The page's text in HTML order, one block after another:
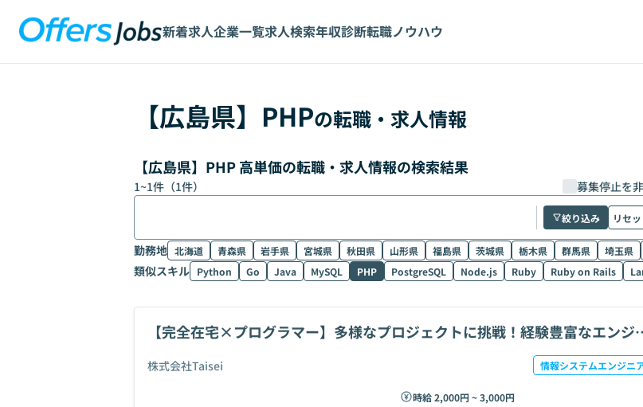
新着求人企業一覧求人検索年収診断転職ノウハウ
【広島県】 PHPの転職・求人情報
【広島県】PHP 高単価の転職・求人情報の検索結果
1~1件（1件） 募集停止を
絞り込み リセ
勤務地 北海道 青森県 岩手県 宮城県 秋田県 山形県 福島県 茨城県 栃木県 群馬県 埼玉県
類似スキル Python Go Java MySQL PHP PostgreSQL Node.js Ruby Ruby on Rails
【完全在宅×プログラマー】多様なプロジェクトに挑戦！経験豊富なエンジ
株式会社Taisei 情報システムエンジニ
時給 2,000円 ~ 3,000円